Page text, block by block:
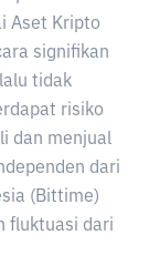
Aset Kripto
signifikan
tidak
risiko
dan menjual
dari
(Bittime)
fluktuasi dari